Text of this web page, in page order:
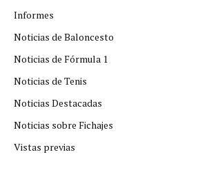
Informes
Noticias de Baloncesto
Noticias de Fórmula 1
Noticias de Tenis
Noticias Destacadas
Noticias sobre Fichajes
Vistas previas